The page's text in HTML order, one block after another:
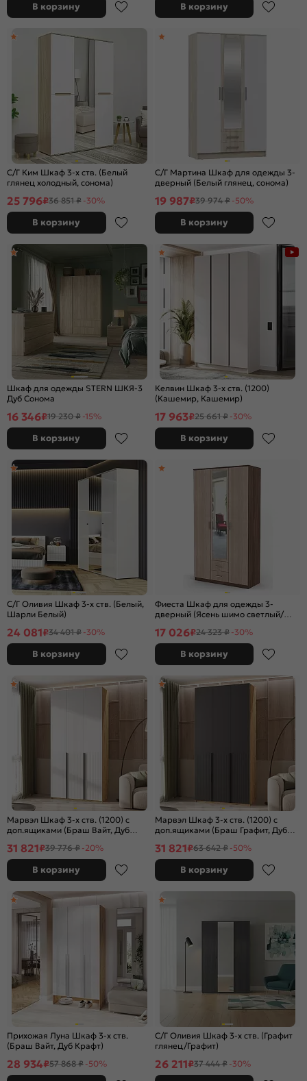
В корзину В корзину
С/Г Ким Шкаф 3-х ств. (Белый
глянец холодный, сонома)
25 796₽36 851 ₽ -30%
В корзину
С/Г Мартина Шкаф для одежды 3-
дверный (Белый глянец, сонома)
19 987₽39 974 ₽ -50%
В корзину
Шкаф для одежды STERN ШКЯ-3
Дуб Сонома
16 346₽19 230 ₽ -15%
В корзину
Келвин Шкаф 3-х ств. (1200)
(Кашемир, Кашемир)
17 963₽25 661 ₽ -30%
В корзину
С/Г Оливия Шкаф 3-х ств. (Белый,
Шарли Белый)
24 081₽34 401 ₽ -30%
В корзину
Фиеста Шкаф для одежды 3-
дверный (Ясень шимо светлый/
17 026₽24 323 ₽ -30%
В корзину
Марвэл Шкаф 3-х ств. (1200) с
доп.ящиками (Браш Вайт, Дуб
31 821₽39 776 ₽ -20%
В корзину
Марвэл Шкаф 3-х ств. (1200) с
доп.ящиками (Браш Графит, Дуб
31 821₽63 642 ₽ -50%
В корзину
Прихожая Луна Шкаф 3-х ств.
(Браш Вайт, Дуб Крафт)
28 934₽57 868 ₽ -50%
С/Г Оливия Шкаф 3-х ств. (Графит
глянец/Графит)
26 211₽37 444 ₽ -30%